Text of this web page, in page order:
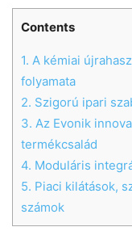
Contents
1. A kémiai
folyamata
2. Szigorú ipari
3. Az Evonik
termékcsalád
4. Moduláris
5. Piaci kilátások,
számok